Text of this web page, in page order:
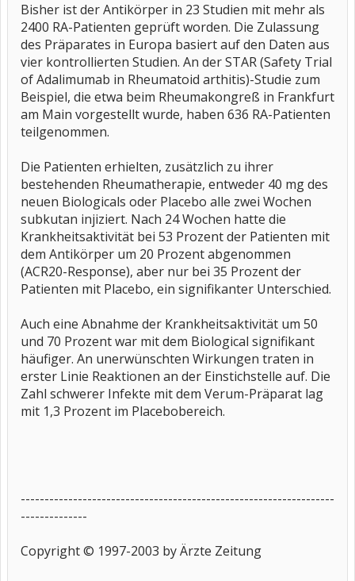
Bisher ist der Antikörper in 23 Studien mit mehr als
2400 RA-Patienten geprüft worden. Die Zulassung
des Präparates in Europa basiert auf den Daten aus
vier kontrollierten Studien. An der STAR (Safety Trial
of Adalimumab in Rheumatoid arthitis)-Studie zum
Beispiel, die etwa beim Rheumakongreß in Frankfurt
am Main vorgestellt wurde, haben 636 RA-Patienten
teilgenommen.
Die Patienten erhielten, zusätzlich zu ihrer
bestehenden Rheumatherapie, entweder 40 mg des
neuen Biologicals oder Placebo alle zwei Wochen
subkutan injiziert. Nach 24 Wochen hatte die
Krankheitsaktivität bei 53 Prozent der Patienten mit
dem Antikörper um 20 Prozent abgenommen
(ACR20-Response), aber nur bei 35 Prozent der
Patienten mit Placebo, ein signifikanter Unterschied.
Auch eine Abnahme der Krankheitsaktivität um 50
und 70 Prozent war mit dem Biological signifikant
häufiger. An unerwünschten Wirkungen traten in
erster Linie Reaktionen an der Einstichstelle auf. Die
Zahl schwerer Infekte mit dem Verum-Präparat lag
mit 1,3 Prozent im Placebobereich.
------------------------------------------------------------------
--------------
Copyright © 1997-2003 by Ärzte Zeitung